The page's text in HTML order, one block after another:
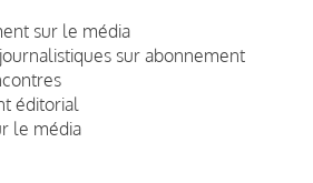
sur le média
sur abonnement
éditorial
le média